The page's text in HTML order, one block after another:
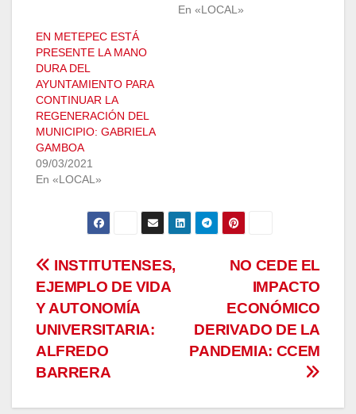
En «LOCAL»
EN METEPEC ESTÁ
PRESENTE LA MANO
DURA DEL
AYUNTAMIENTO PARA
CONTINUAR LA
REGENERACIÓN DEL
MUNICIPIO: GABRIELA
GAMBOA
09/03/2021
En «LOCAL»
Navegación
de
entradas
NO CEDE EL
IMPACTO
ECONÓMICO
DERIVADO DE LA
PANDEMIA: CCEM
INSTITUTENSES,
EJEMPLO DE VIDA
Y AUTONOMÍA
UNIVERSITARIA:
ALFREDO
BARRERA